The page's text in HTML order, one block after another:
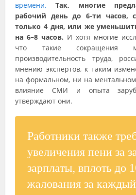
времени.
Так, многие
рабочий день до 6-ти часов,
только 4 дня, или же
на 6–8 часов. И хотя многие
что такие сокращения
производительность труда,
мнению экспертов, к таким
на формальном, ни на
влияние СМИ и опыта
утверждают они.
Работники также
увеличения пени за
зарплаты, вплоть до
жалования за